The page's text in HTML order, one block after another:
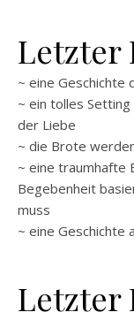
Letzter
~ eine Geschichte
~ ein tolles Setting
der Liebe
~ die Brote
~ eine traumhafte
Begebenheit
muss
~ eine Geschichte
Letzter